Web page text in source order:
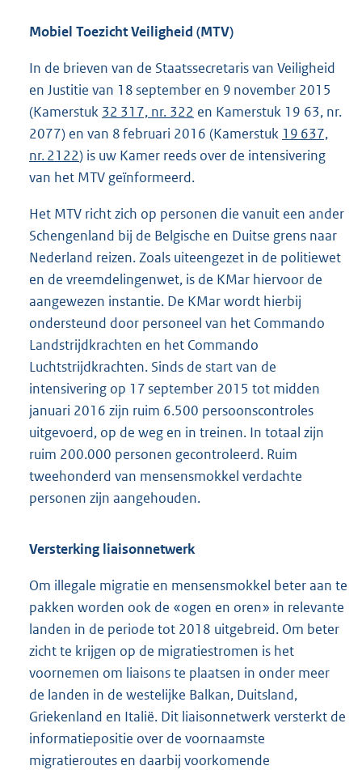
Mobiel Toezicht Veiligheid (MTV)
In de brieven van de Staatssecretaris van Veiligheid
en Justitie van 18 september en 9 november 2015
(Kamerstuk 32 317, nr. 322 en Kamerstuk 19 63, nr.
2077) en van 8 februari 2016 (Kamerstuk 19 637,
nr. 2122) is uw Kamer reeds over de intensivering
van het MTV geïnformeerd.
Het MTV richt zich op personen die vanuit een ander
Schengenland bij de Belgische en Duitse grens naar
Nederland reizen. Zoals uiteengezet in de politiewet
en de vreemdelingenwet, is de KMar hiervoor de
aangewezen instantie. De KMar wordt hierbij
ondersteund door personeel van het Commando
Landstrijdkrachten en het Commando
Luchtstrijdkrachten. Sinds de start van de
intensivering op 17 september 2015 tot midden
januari 2016 zijn ruim 6.500 persoonscontroles
uitgevoerd, op de weg en in treinen. In totaal zijn
ruim 200.000 personen gecontroleerd. Ruim
tweehonderd van mensensmokkel verdachte
personen zijn aangehouden.
Versterking liaisonnetwerk
Om illegale migratie en mensensmokkel beter aan te
pakken worden ook de «ogen en oren» in relevante
landen in de periode tot 2018 uitgebreid. Om beter
zicht te krijgen op de migratiestromen is het
voornemen om liaisons te plaatsen in onder meer
de landen in de westelijke Balkan, Duitsland,
Griekenland en Italië. Dit liaisonnetwerk versterkt de
informatiepositie over de voornaamste
migratieroutes en daarbij voorkomende